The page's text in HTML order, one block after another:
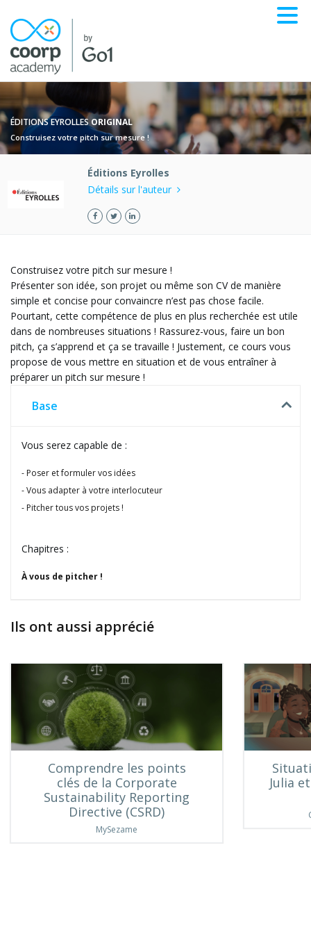
ÉDITIONS EYROLLESORIGINAL
Construisez votre pitch sur mesure !
Éditions Eyrolles
Détails sur l'auteur
Construisez votre pitch sur mesure !
Présenter son idée, son projet ou même son CV de manière
simple et concise pour convaincre n’est pas chose facile.
Pourtant, cette compétence de plus en plus recherchée est utile
dans de nombreuses situations ! Rassurez-vous, faire un bon
pitch, ça s’apprend et ça se travaille ! Justement, ce cours vous
propose de vous mettre en situation et de vous entraîner à
préparer un pitch sur mesure !
Base
Vous serez capable de :
Poser et formuler vos idées
Vous adapter à votre interlocuteur
Pitcher tous vos projets !
Chapitres :
À vous de pitcher !
Ils ont aussi apprécié
Comprendre les points
clés de la Corporate
Sustainability Reporting
Directive (CSRD)
MySezame
Julia